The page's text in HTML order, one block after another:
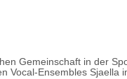
Gemeinschaft in der
Vocal-Ensembles Sjaella